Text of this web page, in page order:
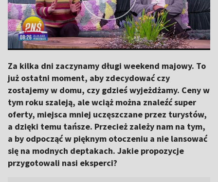
Za kilka dni zaczynamy długi weekend majowy. To
już ostatni moment, aby zdecydować czy
zostajemy w domu, czy gdzieś wyjeżdżamy. Ceny w
tym roku szaleją, ale wciąż można znaleźć super
oferty, miejsca mniej uczęszczane przez turystów,
a dzięki temu tańsze. Przecież zależy nam na tym,
a by odpocząć w pięknym otoczeniu a nie lansować
się na modnych deptakach. Jakie propozycje
przygotowali nasi eksperci?